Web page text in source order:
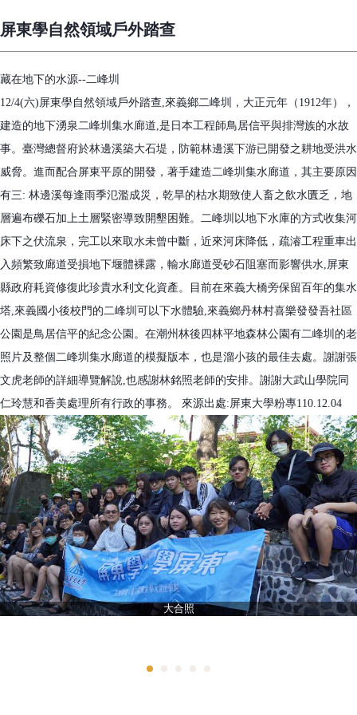
屏東學自然領域戶外踏查
藏在地下的水源--二峰圳
12/4(六)屏東學自然領域戶外踏查,來義鄉二峰圳，大正元年（1912年），
建造的地下湧泉二峰圳集水廊道,是日本工程師鳥居信平與排灣族的水故
事。臺灣總督府於林邊溪築大石堤，防範林邊溪下游已開發之耕地受洪水
威脅。進而配合屏東平原的開發，著手建造二峰圳集水廊道，其主要原因
有三: 林邊溪每逢雨季氾濫成災，乾旱的枯水期致使人畜之飲水匱乏，地
層遍布礫石加上土層緊密導致開墾困難。二峰圳以地下水庫的方式收集河
床下之伏流泉，完工以來取水未曾中斷，近來河床降低，疏濬工程重車出
入頻繁致廊道受損地下堰體裸露，輸水廊道受砂石阻塞而影響供水,屏東
縣政府耗資修復此珍貴水利文化資產。目前在來義大橋旁保留百年的集水
塔,來義國小後校門的二峰圳可以下水體驗,來義鄉丹林村喜樂發發吾社區
公園是鳥居信平的紀念公園。在潮州林後四林平地森林公園有二峰圳的老
照片及整個二峰圳集水廊道的模擬版本，也是溜小孩的最佳去處。謝謝張
文虎老師的詳細導覽解說,也感謝林銘照老師的安排。謝謝大武山學院同
仁玲慧和香美處理所有行政的事務。 來源出處:屏東大學粉專110.12.04
大合照